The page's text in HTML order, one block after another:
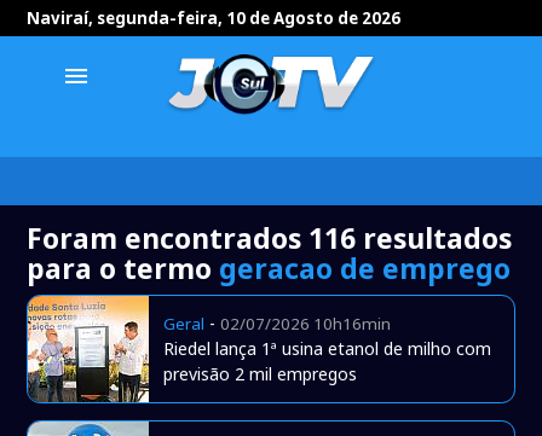
Naviraí, segunda-feira, 10 de Agosto de 2026
menu
Foram encontrados 116 resultados
para o termo geracao de emprego
Geral -02/07/2026 10h16min
Riedel lança 1ª usina etanol de milho com
previsão 2 mil empregos